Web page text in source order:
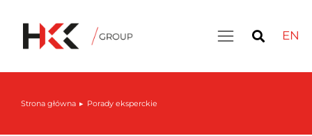
EN
Jesteś tutaj:
Strona główna Porady eksperckie